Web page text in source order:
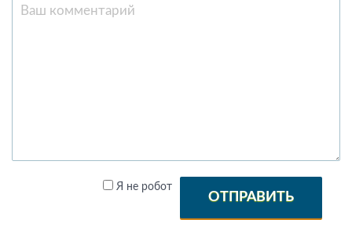
Я не робот
ОТПРАВИТЬ